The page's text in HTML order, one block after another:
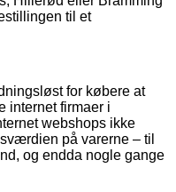
til et
for købere at
internet firmaer i
webshops ikke
på varerne – til
og endda nogle gange